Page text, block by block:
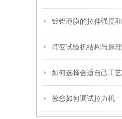
蠕变试验机结构与原理
教您如何调试拉力机